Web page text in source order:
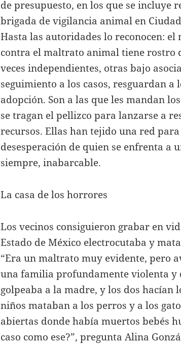
de presupuesto, en los que se incluye
brigada de vigilancia animal en
Hasta las autoridades lo reconocen:
contra el maltrato animal tiene rostro
veces independientes, otras bajo
seguimiento a los casos, resguardan
adopción. Son a las que les mandan
se tragan el pellizco para lanzarse a
recursos. Ellas han tejido una red
desesperación de quien se enfrenta a
siempre, inabarcable.
La casa de los horrores
Los vecinos consiguieron grabar en
Estado de México electrocutaba y
“Era un maltrato muy evidente, pero
una familia profundamente violenta y
golpeaba a la madre, y los dos hacían
niños mataban a los perros y a los
abiertas donde había muertos bebés
caso como ese?”, pregunta Alina